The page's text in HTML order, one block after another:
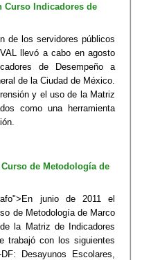
Curso Indicadores de
de los servidores públicos
llevó a cabo en agosto
de Desempeño a
de la Ciudad de México.
y el uso de la Matriz
como una herramienta
de Metodología de
junio de 2011 el
de Metodología de Marco
la Matriz de Indicadores
trabajó con los siguientes
Desayunos Escolares,